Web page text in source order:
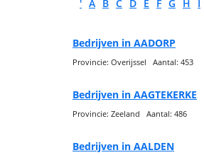
' A B C D E F G H I
Bedrijven in AADORP
Provincie: Overijssel Aantal: 453
Bedrijven in AAGTEKERKE
Provincie: Zeeland Aantal: 486
Bedrijven in AALDEN